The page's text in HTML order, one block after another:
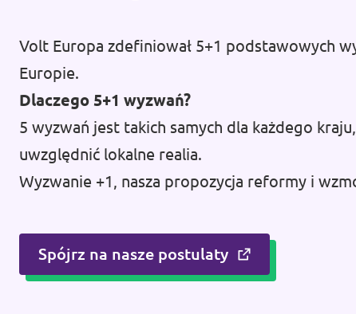
Wakaty na wolne stanowiska
Dołącz do nas
Kontakt
Volt Europa zdefiniował 5+1 podstawowych
Europie.
Dlaczego 5+1 wyzwań?
5 wyzwań jest takich samych dla każdego
uwzględnić lokalne realia.
Wyzwanie +1, nasza propozycja reformy i
Spójrz na nasze postulaty